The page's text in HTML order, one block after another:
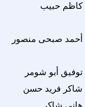
كاظم حبيب
أحمد صبحى منصور
توفيق أبو شومر
شاكر فريد حسن
هاني شاكر